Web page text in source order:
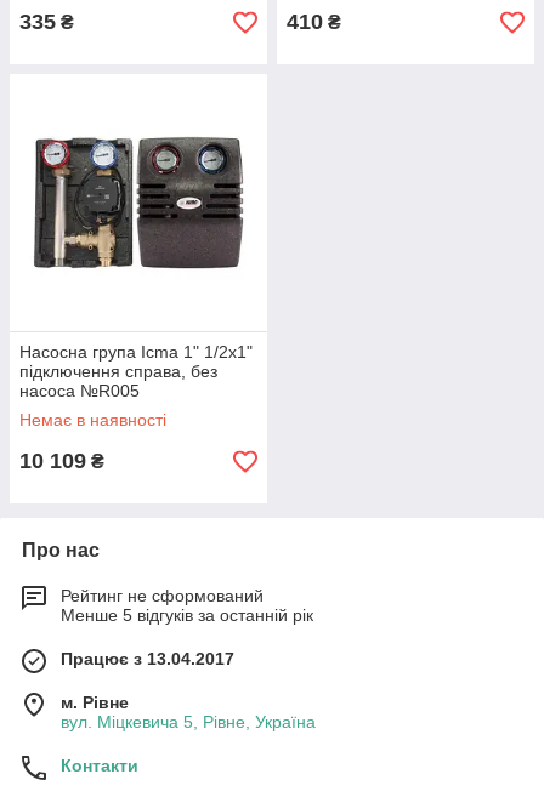
335 ₴ 410 ₴
Насосна група Icma 1" 1/2х1"
підключення справа, без
насоса №R005
Немає в наявності
10 109 ₴
Про нас
Рейтинг не сформований
Менше 5 відгуків за останній рік
Працює з 13.04.2017
м. Рівне
вул. Міцкевича 5, Рівне, Україна
Контакти